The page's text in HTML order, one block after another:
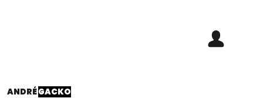
ANDRÉGACKO